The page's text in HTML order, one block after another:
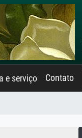
e serviço Contato